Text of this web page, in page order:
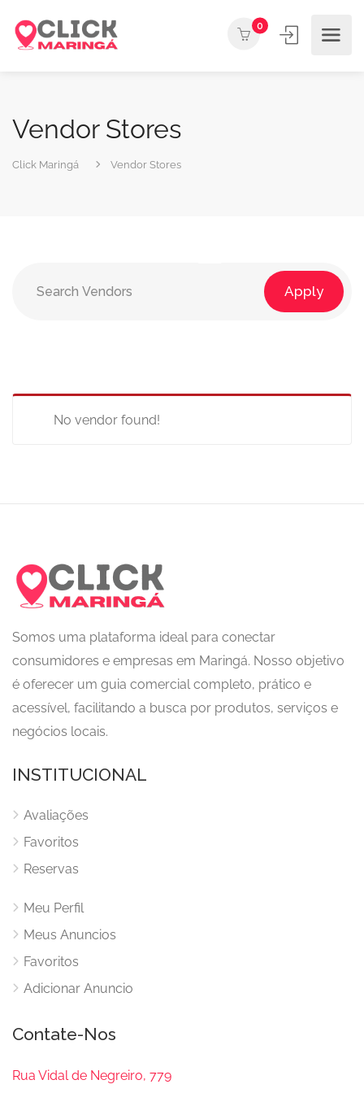
0
Vendor Stores
Click Maringá Vendor Stores
Apply
No vendor found!
Somos uma plataforma ideal para conectar
consumidores e empresas em Maringá. Nosso objetivo
é oferecer um guia comercial completo, prático e
acessível, facilitando a busca por produtos, serviços e
negócios locais.
INSTITUCIONAL
Avaliações
Favoritos
Reservas
Meu Perfil
Meus Anuncios
Favoritos
Adicionar Anuncio
Contate-Nos
Rua Vidal de Negreiro, 779